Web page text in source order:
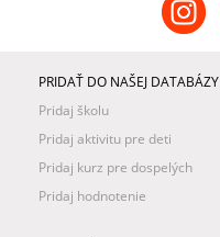
PRIDAŤ DO NAŠEJ DATABÁZY
Pridaj školu
Pridaj aktivitu pre deti
Pridaj kurz pre dospelých
Pridaj hodnotenie